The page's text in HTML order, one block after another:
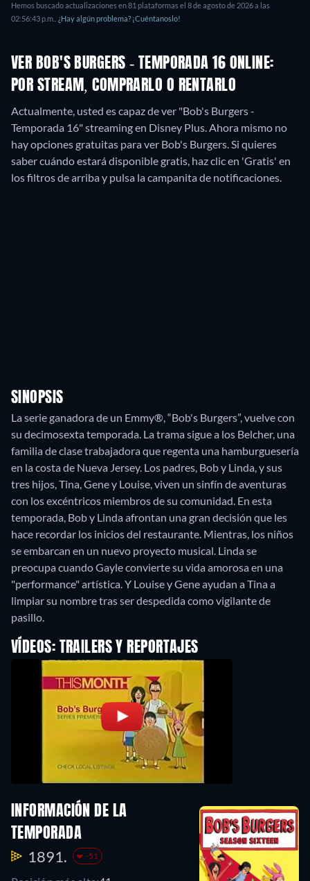
Hemos buscado actualizaciones en81 plataformas el 8 de agosto de 2026a las
02:56:43 p.m.
¿Hay algún problema? ¡Cuéntanoslo!
VER BOB'S BURGERS - TEMPORADA 16 ONLINE:
POR STREAM, COMPRARLO O RENTARLO
Actualmente, usted es capaz de ver "Bob's Burgers -
Temporada 16" streaming en Disney Plus.Ahora mismo no
hay opciones gratuitas para ver Bob's Burgers. Si quieres
saber cuándo estará disponible gratis, haz clic en 'Gratis' en
los filtros de arriba y pulsa la campanita de notificaciones.
SINOPSIS
La serie ganadora de un Emmy®, “Bob's Burgers”, vuelve con
su decimosexta temporada. La trama sigue a los Belcher, una
familia de clase trabajadora que regenta una hamburguesería
en la costa de Nueva Jersey. Los padres, Bob y Linda, y sus
tres hijos, Tina, Gene y Louise, viven un sinfín de aventuras
con los excéntricos miembros de su comunidad. En esta
temporada, Bob y Linda afrontan una gran decisión que les
hace recordar los inicios del restaurante. Mientras, los niños
se embarcan en un nuevo proyecto musical. Linda se
preocupa cuando Gayle convierte su vida amorosa en una
"performance" artística. Y Louise y Gene ayudan a Tina a
limpiar su nombre tras ser despedida como vigilante de
pasillo.
VÍDEOS: TRAILERS Y REPORTAJES
INFORMACIÓN DE LA
TEMPORADA
1891. -51